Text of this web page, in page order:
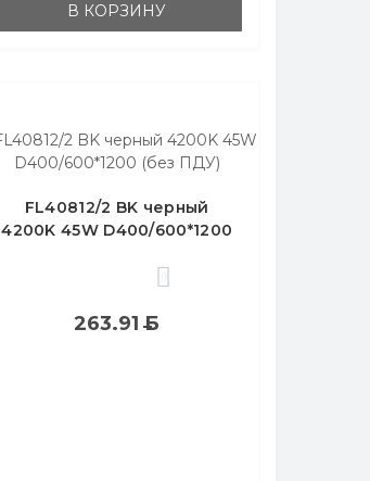
В КОРЗИНУ
FL40812/2 BK черный
4200K 45W D400/600*1200
263.91Б